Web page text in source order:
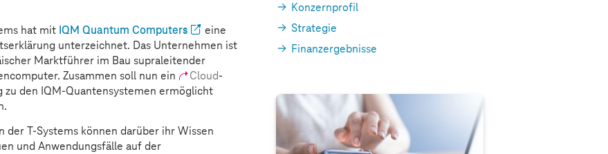
hat mit IQM Quantum Computers
eine
unterzeichnet. Das Unternehmen ist
Marktführer im Bau supraleitender
Zusammen soll nun ein
Cloud-
zu den IQM-Quantensystemen ermöglicht
der T-Systems können darüber ihr Wissen
und Anwendungsfälle auf der
Konzernprofil
Strategie
Finanzergebnisse